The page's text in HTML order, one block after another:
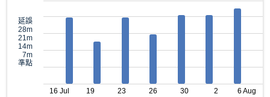
延誤
28m
21m
14m
7m
準點
16 Jul 19 23 26 30 2 6 Aug